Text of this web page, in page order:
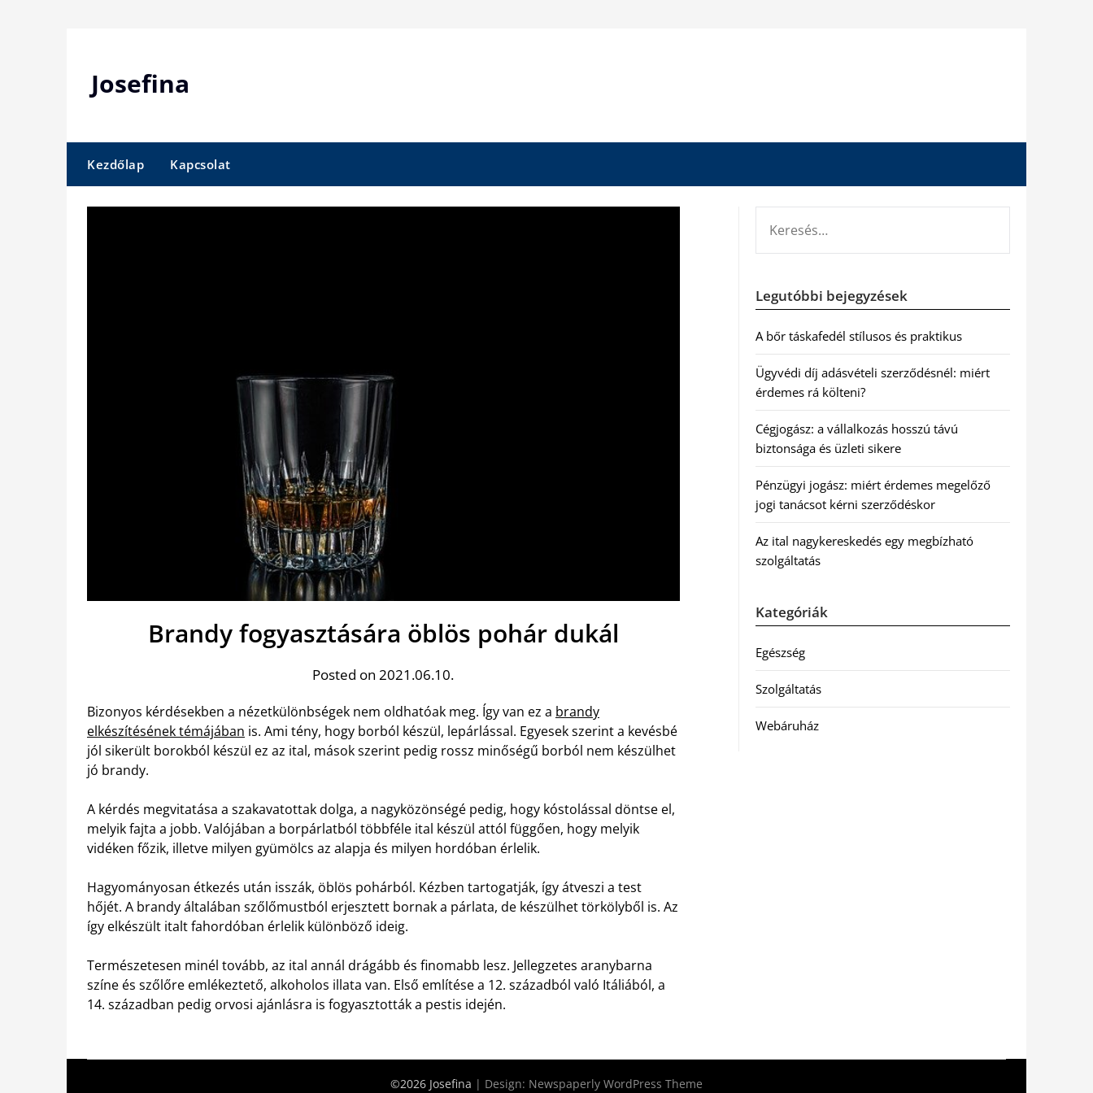
Josefina
Kezdőlap Kapcsolat
Brandy fogyasztására öblös pohár dukál
Posted on 2021.06.10.
Bizonyos kérdésekben a nézetkülönbségek nem oldhatóak meg. Így van ez a brandy
elkészítésének témájában is. Ami tény, hogy borból készül, lepárlással. Egyesek szerint a kevésbé
jól sikerült borokból készül ez az ital, mások szerint pedig rossz minőségű borból nem készülhet
jó brandy.
A kérdés megvitatása a szakavatottak dolga, a nagyközönségé pedig, hogy kóstolással döntse el,
melyik fajta a jobb. Valójában a borpárlatból többféle ital készül attól függően, hogy melyik
vidéken főzik, illetve milyen gyümölcs az alapja és milyen hordóban érlelik.
Hagyományosan étkezés után isszák, öblös pohárból. Kézben tartogatják, így átveszi a test
hőjét. A brandy általában szőlőmustból erjesztett bornak a párlata, de készülhet törkölyből is. Az
így elkészült italt fahordóban érlelik különböző ideig.
Természetesen minél tovább, az ital annál drágább és finomabb lesz. Jellegzetes aranybarna
színe és szőlőre emlékeztető, alkoholos illata van. Első említése a 12. századból való Itáliából, a
14. században pedig orvosi ajánlásra is fogyasztották a pestis idején.
Legutóbbi bejegyzések
A bőr táskafedél stílusos és praktikus
Ügyvédi díj adásvételi szerződésnél: miért
érdemes rá költeni?
Cégjogász: a vállalkozás hosszú távú
biztonsága és üzleti sikere
Pénzügyi jogász: miért érdemes megelőző
jogi tanácsot kérni szerződéskor
Az ital nagykereskedés egy megbízható
szolgáltatás
Kategóriák
Egészség
Szolgáltatás
Webáruház
©2026 Josefina | Design: Newspaperly WordPress Theme